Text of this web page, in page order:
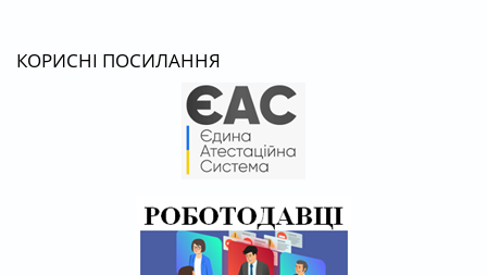
КОРИСНІ ПОСИЛАННЯ